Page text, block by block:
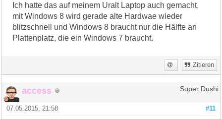
Ich hatte das auf meinem Uralt Laptop auch gemacht,
mit Windows 8 wird gerade alte Hardwae wieder
blitzschnell und Windows 8 braucht nur die Hälfte an
Plattenplatz, die ein Windows 7 braucht.
Zitieren
access Super Dushi
#11
07.05.2015, 21:58